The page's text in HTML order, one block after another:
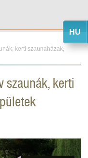
kerti szaunaházak,
szaunák, kerti
HU